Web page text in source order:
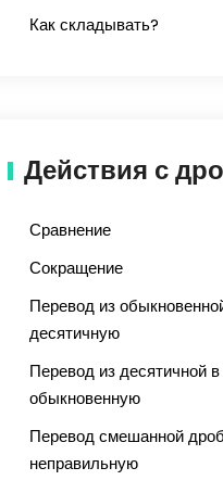
Как складывать?
Действия с
Сравнение
Сокращение
Перевод из
десятичную
Перевод из десятичной в
обыкновенную
Перевод смешанной
неправильную